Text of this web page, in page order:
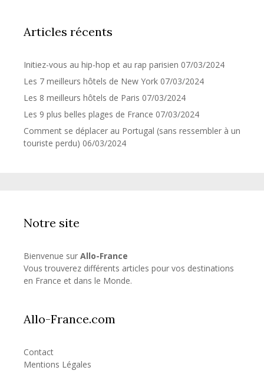
Articles récents
Initiez-vous au hip-hop et au rap parisien 07/03/2024
Les 7 meilleurs hôtels de New York 07/03/2024
Les 8 meilleurs hôtels de Paris 07/03/2024
Les 9 plus belles plages de France 07/03/2024
Comment se déplacer au Portugal (sans ressembler à un
touriste perdu) 06/03/2024
Notre site
Bienvenue sur Allo-France
Vous trouverez différents articles pour vos destinations
en France et dans le Monde.
Allo-France.com
Contact
Mentions Légales